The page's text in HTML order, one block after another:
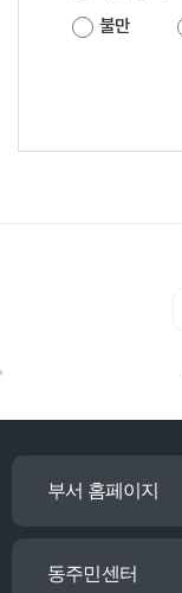
불만
부서 홈페이지
동주민센터